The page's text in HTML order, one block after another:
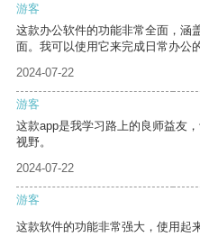
游客
这款办公软件的功能非常全面，涵
面。我可以使用它来完成日常办公
2024-07-22
游客
这款app是我学习路上的良师益友
视野。
2024-07-22
游客
这款软件的功能非常强大，使用起